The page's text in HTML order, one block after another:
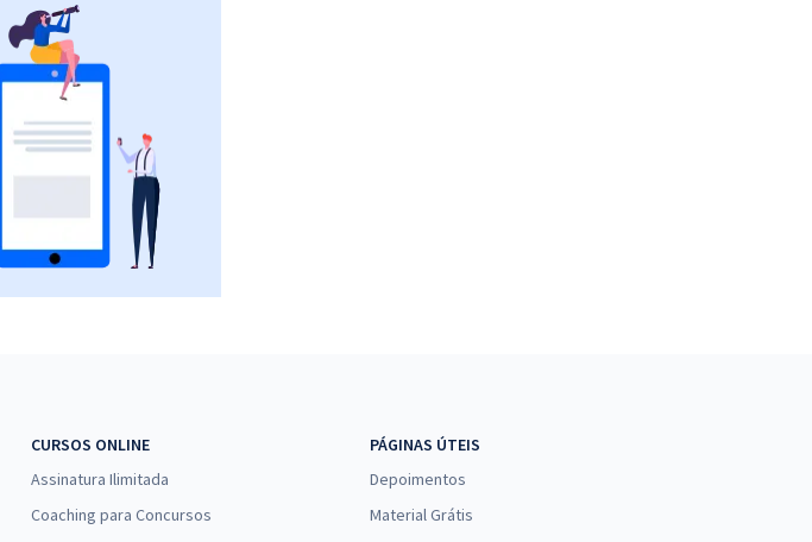
CURSOS ONLINE
Assinatura Ilimitada
Coaching para Concursos
PÁGINAS ÚTEIS
Depoimentos
Material Grátis